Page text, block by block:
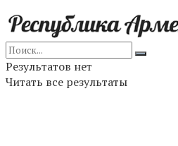
Результатов нет
Читать все результаты